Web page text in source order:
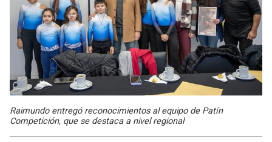
Raimundo entregó reconocimientos al equipo de Patín
Competición, que se destaca a nivel regional